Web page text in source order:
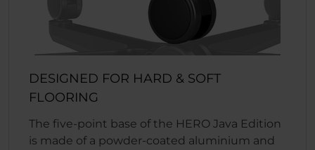
DESIGNED FOR HARD & SOFT
FLOORING
The five-point base of the HERO Java Edition
is made of a powder-coated aluminium and